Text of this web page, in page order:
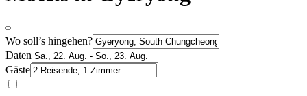
Wo soll’s hingehen?
Daten
Gäste